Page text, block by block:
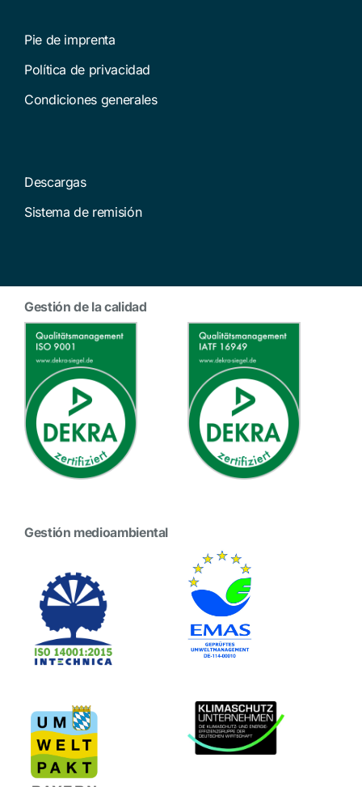
Pie de imprenta
Política de privacidad
Condiciones generales
Descargas
Sistema de remisión
Gestión de la calidad
Gestión medioambiental